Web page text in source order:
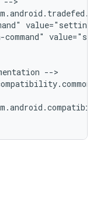
value="settings